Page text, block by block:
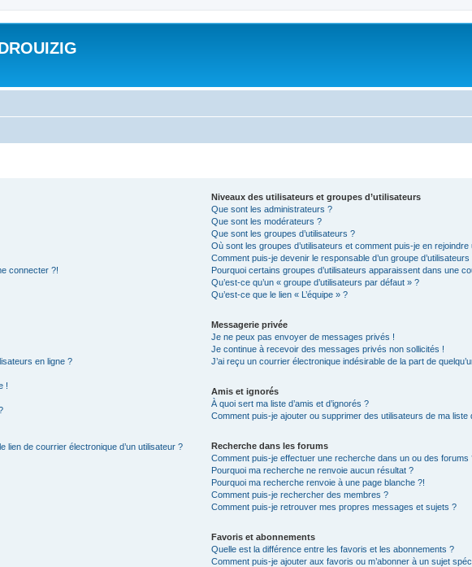
connecter ?!
en ligne ?
!
lien de courrier électronique d’un utilisateur ?
Niveaux des utilisateurs et groupes d’utilisateurs
Que sont les administrateurs ?
Que sont les modérateurs ?
Que sont les groupes d’utilisateurs ?
Où sont les groupes d’utilisateurs et comment puis-je en rejoindre
Comment puis-je devenir le responsable d’un groupe d’utilisateurs
Pourquoi certains groupes d’utilisateurs apparaissent dans une
Qu’est-ce qu’un « groupe d’utilisateurs par défaut » ?
Qu’est-ce que le lien « L’équipe » ?
Messagerie privée
Je ne peux pas envoyer de messages privés !
Je continue à recevoir des messages privés non sollicités !
J’ai reçu un courrier électronique indésirable de la part de
Amis et ignorés
À quoi sert ma liste d’amis et d’ignorés ?
Comment puis-je ajouter ou supprimer des utilisateurs de ma liste
Recherche dans les forums
Comment puis-je effectuer une recherche dans un ou des forums
Pourquoi ma recherche ne renvoie aucun résultat ?
Pourquoi ma recherche renvoie à une page blanche ?!
Comment puis-je rechercher des membres ?
Comment puis-je retrouver mes propres messages et sujets ?
Favoris et abonnements
Quelle est la différence entre les favoris et les abonnements ?
Comment puis-je ajouter aux favoris ou m’abonner à un sujet